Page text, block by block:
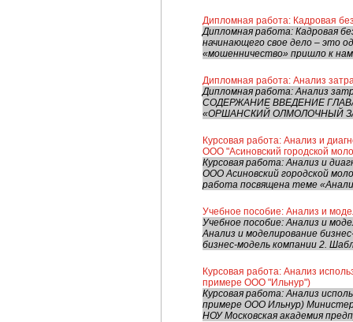
Дипломная работа: Кадровая
Дипломная работа: Кадровая
начинающего свое дело – это
«мошенничество» пришло к нам
Дипломная работа: Анализ
Дипломная работа: Анализ
СОДЕРЖАНИЕ ВВЕДЕНИЕ
«ОРШАНСКИЙ ОЛМОЛОЧНЫЙ
Курсовая работа: Анализ и
ООО "Асиновский городской
Курсовая работа: Анализ и
ООО Асиновский городской
работа посвящена теме
Учебное пособие: Анализ и
Учебное пособие: Анализ и
Анализ и моделирование
бизнес-модель компании 2.
Курсовая работа: Анализ
примере ООО "Ильнур")
Курсовая работа: Анализ
примере ООО Ильнур)
НОУ Московская академия